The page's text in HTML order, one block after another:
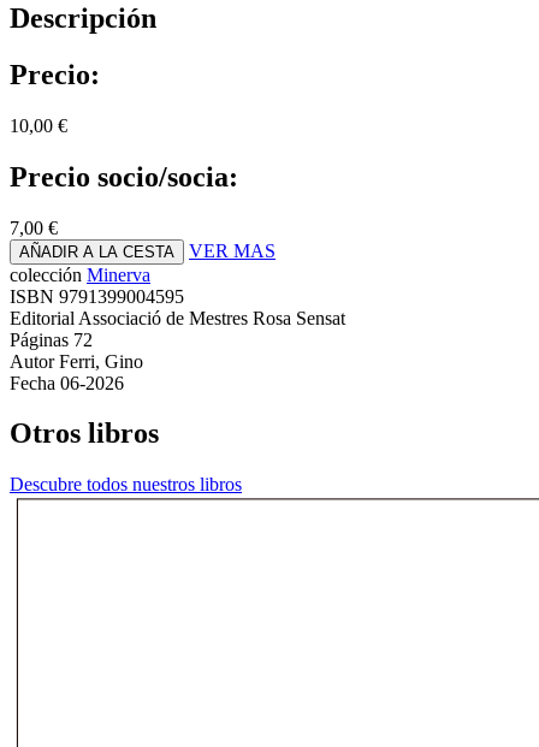
Descripción
Precio:
10,00 €
Precio socio/socia:
7,00 €
AÑADIR A LA CESTA
VER MAS
colección Minerva
ISBN 9791399004595
Editorial Associació de Mestres Rosa Sensat
Páginas 72
Autor Ferri, Gino
Fecha 06-2026
Otros libros
Descubre todos nuestros libros